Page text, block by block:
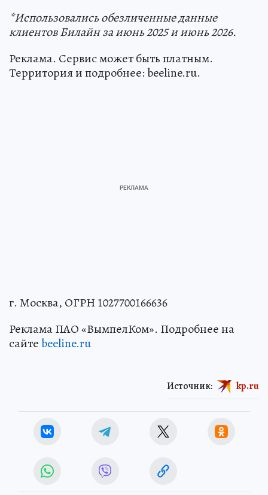
*Использовались обезличенные данные
клиентов Билайн за июнь 2025 и июнь 2026.
Реклама. Сервис может быть платным.
Территория и подробнее: beeline.ru.
г. Москва, ОГРН 1027700166636
Реклама ПАО «ВымпелКом». Подробнее на
сайтеbeeline.ru
Источник: kp.ru